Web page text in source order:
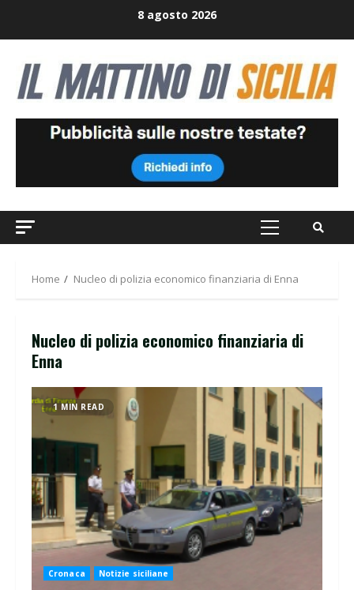
8 agosto 2026
Primary
Home Nucleo di polizia economico finanziaria di Enna
Nucleo di polizia economico finanziaria di
Enna
1 MIN READ
Cronaca Notizie siciliane